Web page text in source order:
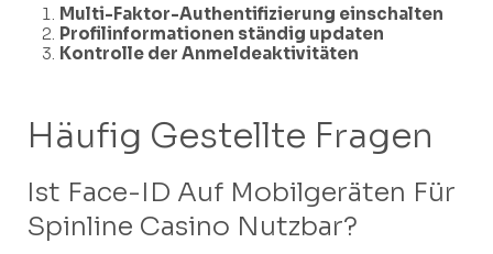
Multi-Faktor-Authentifizierung einschalten
Profilinformationen ständig updaten
Kontrolle der Anmeldeaktivitäten
Häufig Gestellte Fragen
Ist Face-ID Auf Mobilgeräten Für
Spinline Casino Nutzbar?